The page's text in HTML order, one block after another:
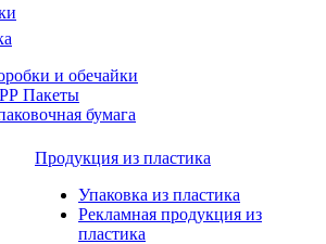
и обечайки
Пакеты
бумага
Продукция из пластика
Упаковка из пластика
Рекламная продукция из
пластика